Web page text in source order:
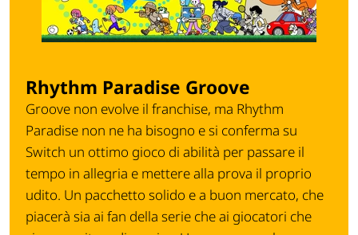
Rhythm Paradise Groove
Groove non evolve il franchise, ma Rhythm
Paradise non ne ha bisogno e si conferma su
Switch un ottimo gioco di abilità per passare il
tempo in allegria e mettere alla prova il proprio
udito. Un pacchetto solido e a buon mercato, che
piacerà sia ai fan della serie che ai giocatori che